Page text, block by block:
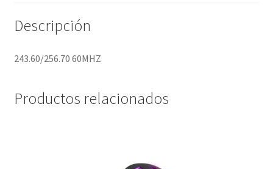
Descripción
243.60/256.70 60MHZ
Productos relacionados